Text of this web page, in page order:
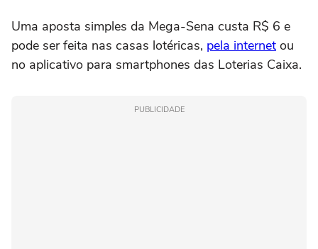
Uma aposta simples da Mega-Sena custa R$ 6 e
pode ser feita nas casas lotéricas, pela internet ou
no aplicativo para smartphones das Loterias Caixa.
PUBLICIDADE